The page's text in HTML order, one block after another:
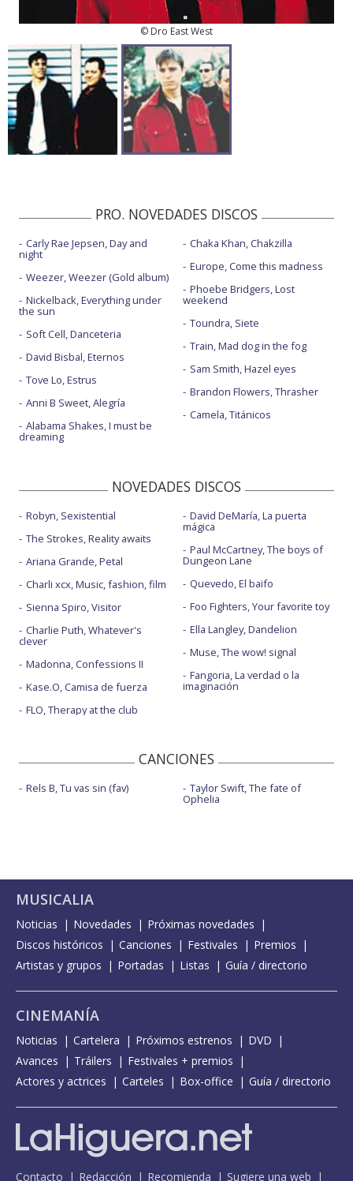
© Dro East West
PRO. NOVEDADES DISCOS
Carly Rae Jepsen, Day and
night
Weezer, Weezer (Gold album)
Nickelback, Everything under
the sun
Soft Cell, Danceteria
David Bisbal, Eternos
Tove Lo, Estrus
Anni B Sweet, Alegría
Alabama Shakes, I must be
dreaming
Chaka Khan, Chakzilla
Europe, Come this madness
Phoebe Bridgers, Lost
weekend
Toundra, Siete
Train, Mad dog in the fog
Sam Smith, Hazel eyes
Brandon Flowers, Thrasher
Camela, Titánicos
NOVEDADES DISCOS
Robyn, Sexistential
The Strokes, Reality awaits
Ariana Grande, Petal
Charli xcx, Music, fashion, film
Sienna Spiro, Visitor
Charlie Puth, Whatever's
clever
Madonna, Confessions II
Kase.O, Camisa de fuerza
FLO, Therapy at the club
David DeMaría, La puerta
mágica
Paul McCartney, The boys of
Dungeon Lane
Quevedo, El baifo
Foo Fighters, Your favorite toy
Ella Langley, Dandelion
Muse, The wow! signal
Fangoria, La verdad o la
imaginación
CANCIONES
Rels B, Tu vas sin (fav) Taylor Swift, The fate of
Ophelia
MUSICALIA
Noticias Novedades
Próximas novedades
Discos históricos
Canciones Festivales
Premios
Artistas y grupos
Portadas Listas Guía / directorio
CINEMANÍA
Noticias Cartelera Próximos estrenos
DVD
Avances
Tráilers
Festivales + premios
Actores y actrices
Carteles Box-office Guía / directorio
Contacto Redacción Recomienda Sugiere una web